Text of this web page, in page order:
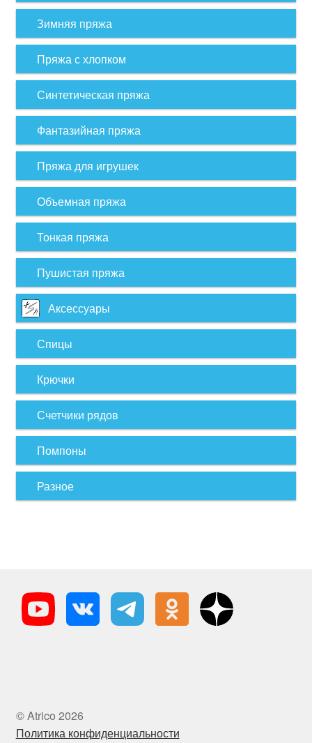
Зимняя пряжа
Пряжа с хлопком
Синтетическая пряжа
Фантазийная пряжа
Пряжа для игрушек
Объемная пряжа
Тонкая пряжа
Пушистая пряжа
Аксессуары
Спицы
Крючки
Счетчики рядов
Помпоны
Разное
© Atrico 2026
Политика конфиденциальности